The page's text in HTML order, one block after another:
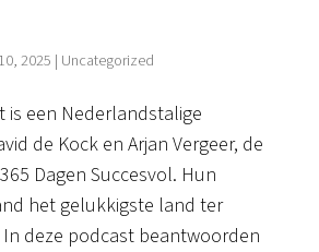
2025 | Uncategorized
is een Nederlandstalige
de Kock en Arjan Vergeer, de
Dagen Succesvol. Hun
het gelukkigste land ter
deze podcast beantwoorden